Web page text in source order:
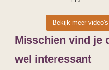
Bekijk meer video's
Misschien vind je
wel interessant